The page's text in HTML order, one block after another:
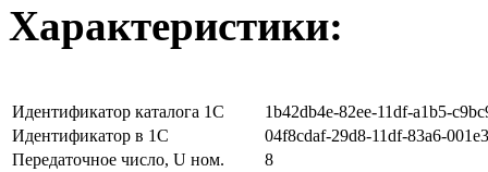
Характеристики:
Идентификатор каталога 1С
1b42db4e-82ee-11df-a1b5-
Идентификатор в 1С
04f8cdaf-29d8-11df-83a6-
Передаточное число, U ном.
8